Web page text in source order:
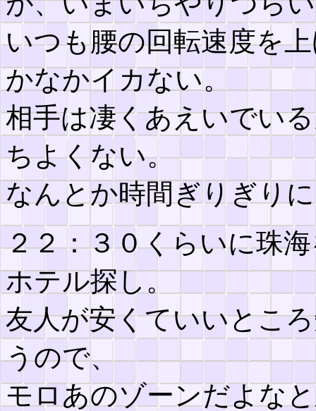
いつも腰の回転速度を
かなかイカない。
相手は凄くあえいでい
ちよくない。
なんとか時間ぎりぎり
２２：３０くらいに珠
ホテル探し。
友人が安くていいとこ
うので、
モロあのゾーンだよな